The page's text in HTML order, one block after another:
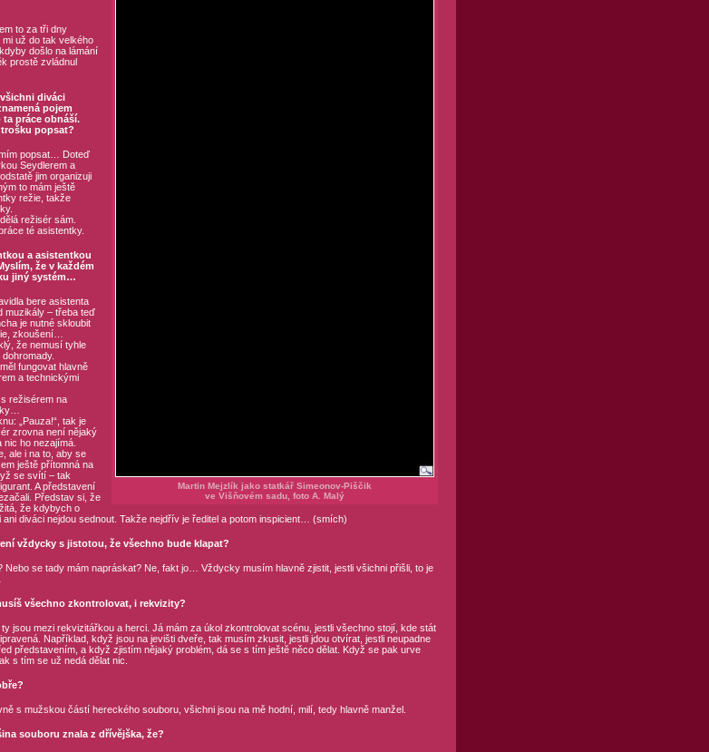
Martin Mejzlík jako statkář Simeonov-Piščik
ve Višňovém sadu, foto A. Malý
to za tři dny
už do tak velkého
došlo na lámání
prostě zvládnul
diváci
pojem
práce obnáší.
popsat?
popsat… Doteď
Seydlerem a
jim organizuji
to mám ještě
režie, takže
režisér sám.
té asistentky.
a asistentkou
že v každém
jiný systém…
bere asistenta
muzikály – třeba teď
je nutné skloubit
zkoušení…
že nemusí tyhle
fungovat hlavně
a technickými
režisérem na
„Pauza!“, tak je
zrovna není nějaký
nic ho nezajímá.
ale i na to, aby se
ještě přítomná na
se svítí – tak
A představení
Představ si, že
že kdybych o
ani diváci nejdou sednout. Takže nejdřív je ředitel a potom inspicient… (smích)
vždycky s jistotou, že všechno bude klapat?
Nebo se tady mám napráskat? Ne, fakt jo… Vždycky musím hlavně zjistit, jestli všichni přišli, to je
všechno zkontrolovat, i rekvizity?
jsou mezi rekvizitářkou a herci. Já mám za úkol zkontrolovat scénu, jestli všechno stojí, kde stát
Například, když jsou na jevišti dveře, tak musím zkusit, jestli jdou otvírat, jestli neupadne
představením, a když zjistím nějaký problém, dá se s tím ještě něco dělat. Když se pak urve
s tím se už nedá dělat nic.
s mužskou částí hereckého souboru, všichni jsou na mě hodní, milí, tedy hlavně manžel.
souboru znala z dřívějška, že?